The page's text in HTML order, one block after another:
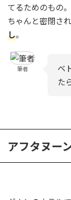
てるためのもの。
ちゃんと密閉さ
し。
筆者
ベ
た
アフタヌー